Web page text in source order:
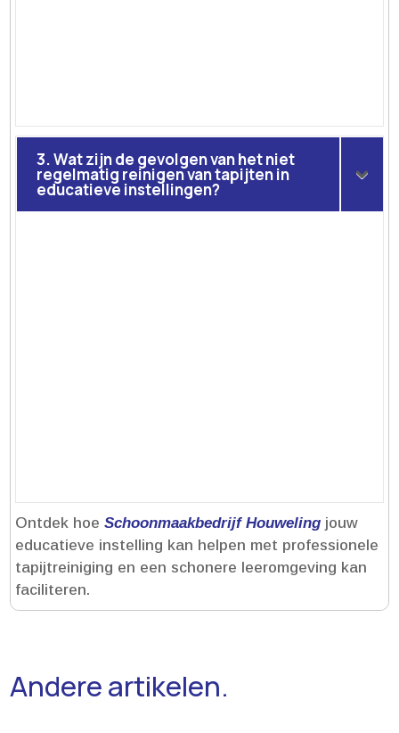
3. Wat zijn de gevolgen van het niet
regelmatig reinigen van tapijten in
educatieve instellingen?
Ontdek hoeSchoonmaakbedrijf Houweling jouw
educatieve instelling kan helpen met professionele
tapijtreiniging en een schonere leeromgeving kan
faciliteren.​
Andere artikelen.